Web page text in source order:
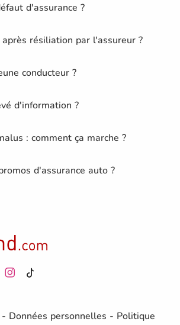
d'assurance ?
résiliation par l'assureur ?
conducteur ?
d'information ?
: comment ça marche ?
d'assurance auto ?
- Données personnelles - Politique